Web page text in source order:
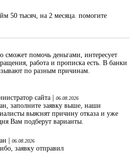
50 тысяч, на 2 месяца. помогите
сможет помочь деньгами, интересует
работа и прописка есть. В банки
по разным причинам.
сайта |
06.08.2026
заполните заявку выше, наши
выяснят причину отказа и уже
Вам подберут варианты.
| 06.08.2026
заявку отправил